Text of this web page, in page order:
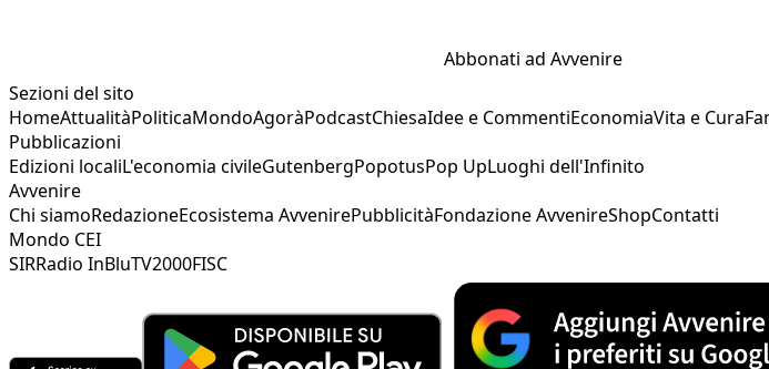
Abbonati ad Avvenire
Sezioni del sito
HomeAttualitàPoliticaMondoAgoràPodcastChiesaIdee e CommentiEconomiaVita e Cura
Pubblicazioni
Edizioni localiL'economia civileGutenbergPopotusPop UpLuoghi dell'Infinito
Avvenire
Chi siamoRedazioneEcosistema AvvenirePubblicitàFondazione AvvenireShopContatti
Mondo CEI
SIRRadio InBluTV2000FISC